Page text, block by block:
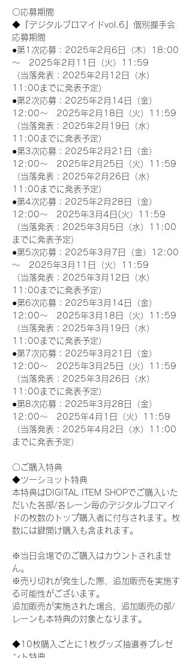
〇応募期間
◆『デジタルブロマイドvol.6』個別握手会
応募期間
●第1次応募：2025年2月6日（木）18:00
～　2025年2月11日（火）11:59
（当落発表：2025年2月12日（水）
11:00までに発表予定）
●第2次応募：2025年2月14日（金）
12:00～　2025年2月18日（火）11:59
（当落発表：2025年2月19日（水）
11:00までに発表予定）
●第3次応募：2025年2月21日（金）
12:00～　2025年2月25日（火）11:59
（当落発表：2025年2月26日（水）
11:00までに発表予定）
●第4次応募：2025年2月28日（金）
12:00～　2025年3月4日(火）11:59
（当落発表：2025年3月5日（水）11:00
までに発表予定）
●第5次応募：2025年3月7日（金）12:00
～　2025年3月11日（火）11:59
（当落発表：2025年3月12日（水）
11:00までに発表予定）
●第6次応募：2025年3月14日（金）
12:00～　2025年3月18日（火）11:59
（当落発表：2025年3月19日（水）
11:00までに発表予定）
●第7次応募：2025年3月21日（金）
12:00～　2025年3月25日（火）11:59
（当落発表：2025年3月26日（水）
11:00までに発表予定）
●第8次応募：2025年3月28日（金）
12:00～　2025年4月1日（火）11:59
（当落発表：2025年4月2日（水）11:00
までに発表予定）
〇ご購入特典
◆ツーショット特典
本特典はDIGITAL ITEM SHOPでご購入いた
だいた各部/各レーン毎のデジタルブロマイ
ドの枚数のトップ購入者に付与されます。枚
数には鍵開け購入も含まれます。
※当日会場でのご購入はカウントされませ
ん。
※売り切れが発生した際、追加販売を実施す
る可能性がございます。
追加販売が実施された場合、追加販売の部/
レーンも本特典の対象となります。
◆10枚購入ごとに1枚グッズ抽選券プレゼ